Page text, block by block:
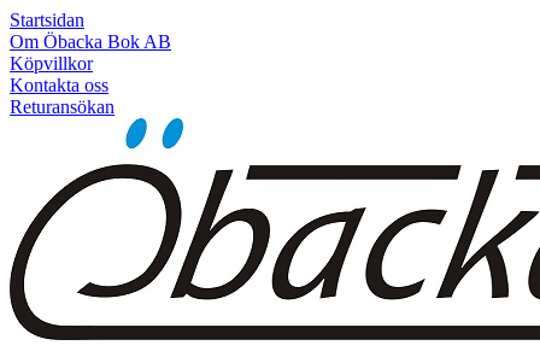
Startsidan
Om Öbacka Bok AB
Köpvillkor
Kontakta oss
Returansökan